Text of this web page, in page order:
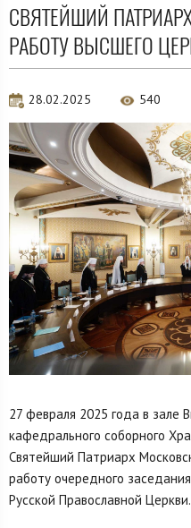
СВЯТЕЙШИЙ
РАБОТУ ВЫСШЕГО
28.02.2025 540
27 февраля 2025 года в зале
кафедрального соборного
Святейший Патриарх
работу очередного
Русской Православной Церкви.